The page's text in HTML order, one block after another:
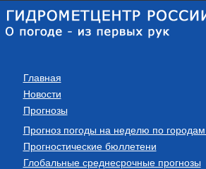
Главная
Новости
Прогнозы
Прогноз погоды на неделю по
Прогностические бюллетени
Глобальные среднесрочные прогнозы